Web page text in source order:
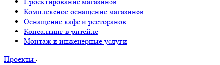
Комплексное оснащение магазинов
Оснащение кафе и ресторанов
Консалтинг в ритейле
Монтаж и инженерные услуги
Проекты